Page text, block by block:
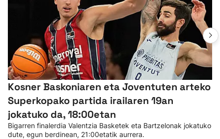
Kosner Baskoniaren eta Joventuten arteko
Superkopako partida irailaren 19an
jokatuko da, 18:00etan
Bigarren finalerdia Valentzia Basketek eta Bartzelonak jokatuko
dute, egun berdinean, 21:00etatik aurrera.